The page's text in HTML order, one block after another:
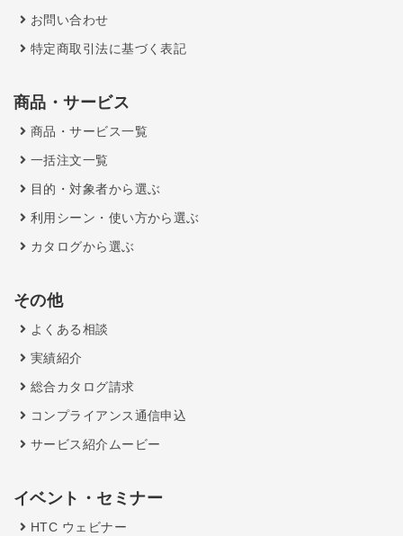
お問い合わせ
特定商取引法に基づく表記
商品・サービス
商品・サービス一覧
一括注文一覧
目的・対象者から選ぶ
利用シーン・使い方から選ぶ
カタログから選ぶ
その他
よくある相談
実績紹介
総合カタログ請求
コンプライアンス通信申込
サービス紹介ムービー
イベント・セミナー
HTC ウェビナー